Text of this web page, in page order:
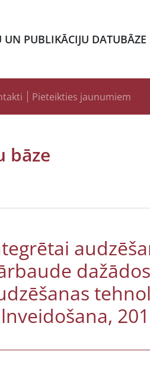
UN PUBLIKĀCIJU DATUBĀZE
Pieteikties jaunumiem
bāze